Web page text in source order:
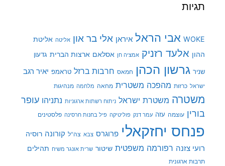
תגיות
WOKE אבי הראל איראן אלי בר און אליטה אליטת
ההון אלעד רזניק אמציה חן אסלאם ארצות הברית גדעון
שניר גרשון הכהן חמאס חרבות ברזל טראמפ יאיר רגב
ישראל כרזות מהפכה משטרית מחאה מלחמה מנהיגות
משטרה משטרת ישראל ניתוח רשתות ארגוניות נתניהו עופר
בורין עוצמה עזה עמר דנק פוליטיקה פיל בחנות חרסינה פלסטינים
פנחס יחזקאלי פרוגרס צבא צה"ל קורונה רוסיה
רועי צזנה רפורמה משפטית שיטור שרית אונגר משיח תהילים
תרבות ארגונית